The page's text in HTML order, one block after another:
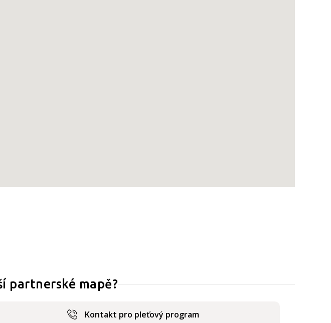
partnerské mapě?
Kontakt pro pleťový program